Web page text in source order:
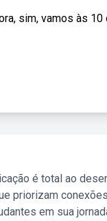
sim, vamos às
é total ao
priorizam
em sua